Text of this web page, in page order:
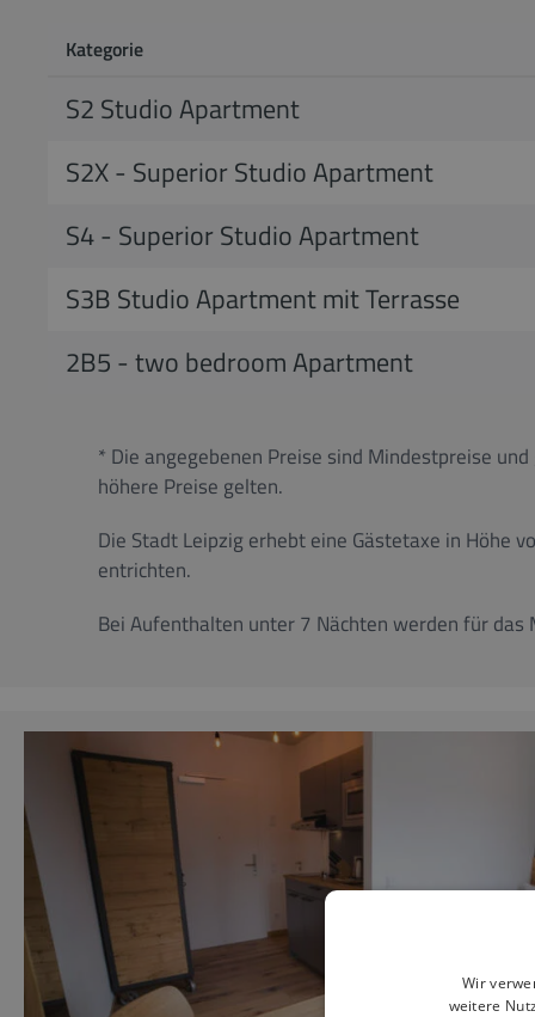
Kategorie
S2 Studio Apartment
S2X - Superior Studio Apartment
S4 - Superior Studio Apartment
S3B Studio Apartment mit Terrasse
2B5 - two bedroom Apartment
* Die angegebenen Preise sind Mindestpreise
höhere Preise gelten.
Die Stadt Leipzig erhebt eine Gästetaxe in Höhe
entrichten.
Bei Aufenthalten unter 7 Nächten werden für
Wir
weitere